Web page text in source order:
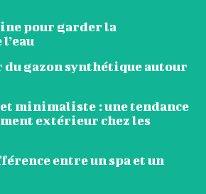
pour garder la
du gazon synthétique autour
minimaliste : une tendance
extérieur chez les
entre un spa et un